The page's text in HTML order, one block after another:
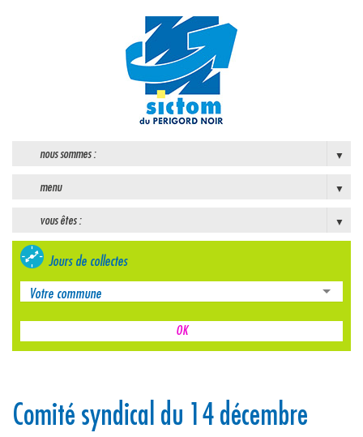
nous sommes :
menu
vous êtes :
Jours de collectes
Comité syndical du 14 décembre